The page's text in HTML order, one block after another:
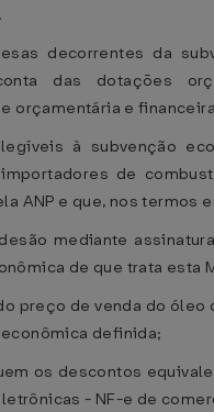
decorrentes da
das dotações
orçamentária e
à subvenção
de
ANP e que, nos
mediante
de que trata esta
preço de venda do
definida;
os descontos
- NF-e de